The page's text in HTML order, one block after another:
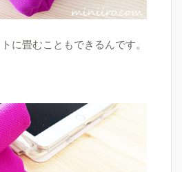
に畳むこともできるんです。